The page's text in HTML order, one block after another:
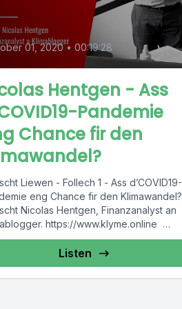
01, 2020 • 00:19:28
Hentgen - Ass
Pandemie
Chance fir den
Liewen - Follech 1 - Ass d’COVID19-
eng Chance fir den Klimawandel?
Nicolas Hentgen, Finanzanalyst an
https://www.klyme.online
1)
www.facebook.com/events/3394736
2)...
Listen